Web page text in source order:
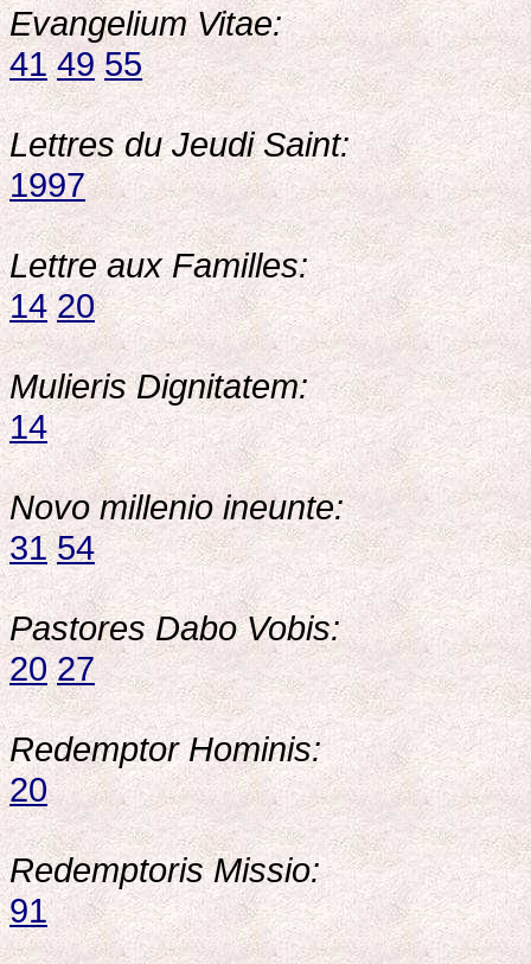
Evangelium Vitae:
41 49 55
Lettres du Jeudi Saint:
1997
Lettre aux Familles:
14 20
Mulieris Dignitatem:
14
Novo millenio ineunte:
31 54
Pastores Dabo Vobis:
20 27
Redemptor Hominis:
20
Redemptoris Missio:
91